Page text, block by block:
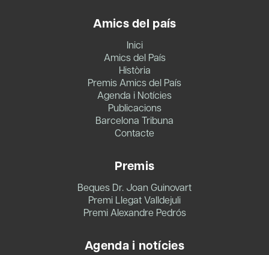
Amics del país
Inici
Amics del País
Història
Premis Amics del País
Agenda i Notícies
Publicacions
Barcelona Tribuna
Contacte
Premis
Beques Dr. Joan Guinovart
Premi Llegat Valldejuli
Premi Alexandre Pedrós
Agenda i notícies